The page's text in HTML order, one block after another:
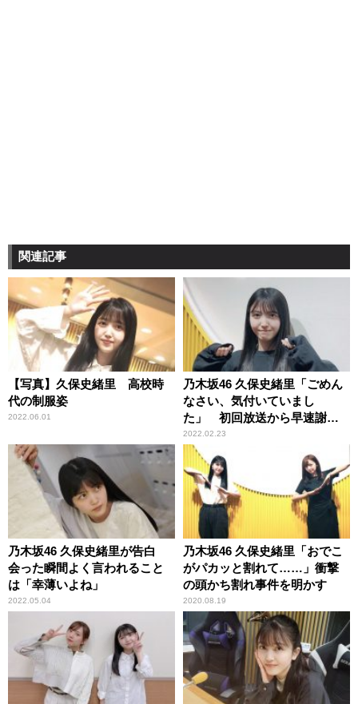
関連記事
【写真】久保史緒里 高校時
代の制服姿
2022.06.01
乃木坂46 久保史緒里「ごめん
なさい、気付いていまし
た」 初回放送から早速謝罪
したわけ
2022.02.23
乃木坂46 久保史緒里が告白
会った瞬間よく言われること
は「幸薄いよね」
2022.05.04
乃木坂46 久保史緒里「おでこ
がパカッと割れて……」衝撃
の頭かち割れ事件を明かす
2020.08.19